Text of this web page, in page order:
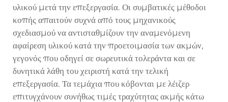
υλικού μετά την επεξεργασία. Οι συμβατικές μέθοδοι
κοπής απαιτούν συχνά από τους μηχανικούς
σχεδιασμού να αντισταθμίζουν την αναμενόμενη
αφαίρεση υλικού κατά την προετοιμασία των ακμών,
γεγονός που οδηγεί σε σωρευτικά τολεράντα και σε
δυνητικά λάθη του χειριστή κατά την τελική
επεξεργασία. Τα τεμάχια που κόβονται με λέιζερ
επιτυγχάνουν συνήθως τιμές τραχύτητας ακμής κάτω